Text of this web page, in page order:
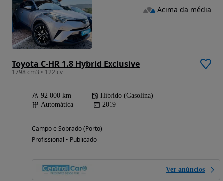
Toyota C-HR 1.8 Hybrid Exclusive
1798 cm3 • 122 cv
92 000 km
Híbrido (Gasolina)
Automática
2019
Campo e Sobrado (Porto)
Profissional • Publicado
Ver anúncios
Acima da média